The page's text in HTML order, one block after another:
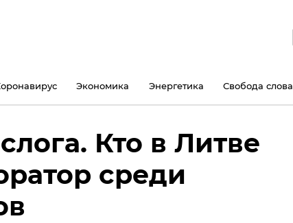
Экономика Энергетика Свобода слова
Кто в Литве
среди